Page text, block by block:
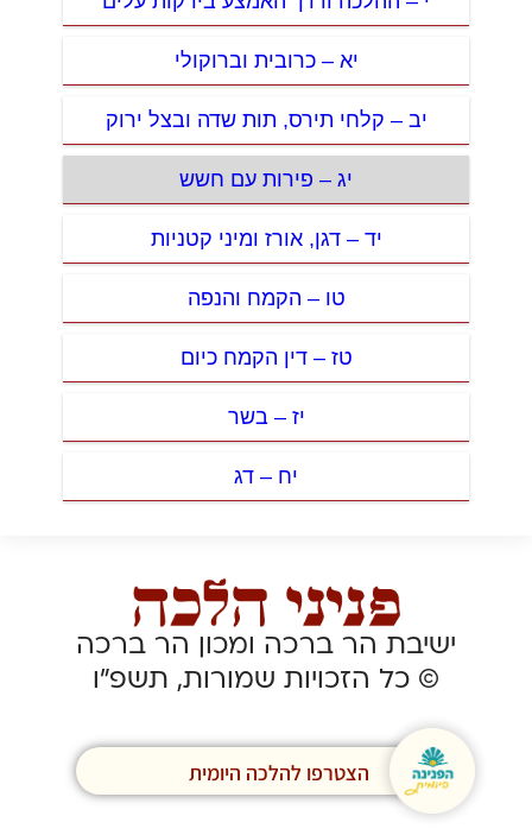
יא – כרובית וברוקולי
יב – קלחי תירס, תות שדה ובצל ירוק
יג – פירות עם חשש
יד – דגן, אורז ומיני קטניות
טו – הקמח והנפה
טז – דין הקמח כיום
יז – בשר
יח – דג
ישיבת הר ברכה ומכון הר ברכה
© כל הזכויות שמורות, תשפ”ו
הצטרפו להלכה היומית